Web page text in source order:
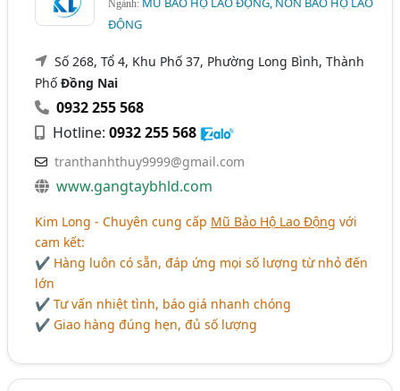
Ngành:
ĐỘNG
Số 268, Tổ 4, Khu Phố 37, Phường Long Bình, Thành
PhốĐồng Nai
0932 255 568
Hotline:0932 255 568
tranthanhthuy9999@gmail.com
www.gangtaybhld.com
Kim Long - Chuyên cung cấp Mũ Bảo Hộ Lao Động với
cam kết:
✔ Hàng luôn có sẵn, đáp ứng mọi số lượng từ nhỏ đến
lớn
✔ Tư vấn nhiệt tình, báo giá nhanh chóng
✔ Giao hàng đúng hẹn, đủ số lượng